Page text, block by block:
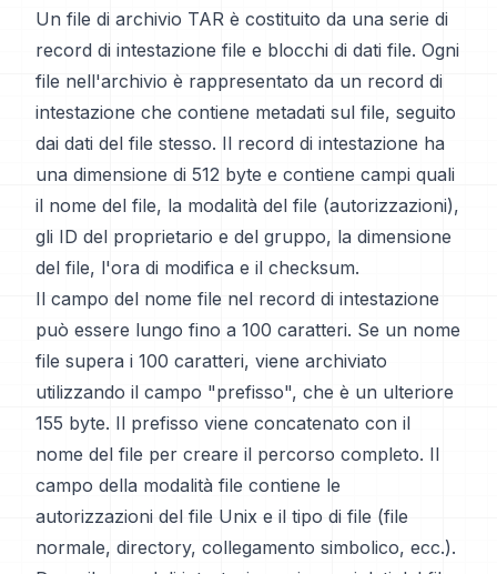
Un file di archivio TAR è costituito da una serie di
record di intestazione file e blocchi di dati file. Ogni
file nell'archivio è rappresentato da un record di
intestazione che contiene metadati sul file, seguito
dai dati del file stesso. Il record di intestazione ha
una dimensione di 512 byte e contiene campi quali
il nome del file, la modalità del file (autorizzazioni),
gli ID del proprietario e del gruppo, la dimensione
del file, l'ora di modifica e il checksum.
Il campo del nome file nel record di intestazione
può essere lungo fino a 100 caratteri. Se un nome
file supera i 100 caratteri, viene archiviato
utilizzando il campo "prefisso", che è un ulteriore
155 byte. Il prefisso viene concatenato con il
nome del file per creare il percorso completo. Il
campo della modalità file contiene le
autorizzazioni del file Unix e il tipo di file (file
normale, directory, collegamento simbolico, ecc.).